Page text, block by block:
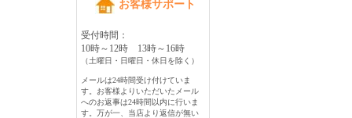
お客様サポート
受付時間：
10時～12時 13時～16時
（土曜日・日曜日・休日を除く）
メールは24時間受け付けていま
す。お客様よりいただいたメール
へのお返事は24時間以内に行いま
す。万が一、当店より返信が無い